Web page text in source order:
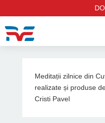
Meditații zilnice din
realizate și produse
Cristi Pavel